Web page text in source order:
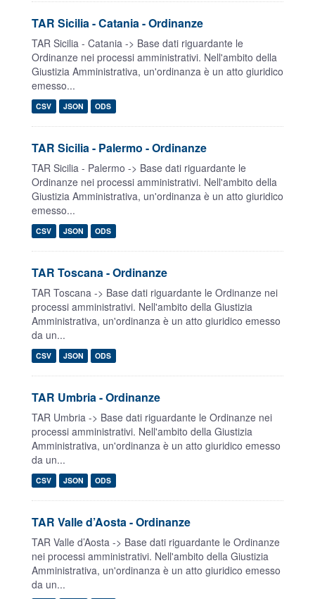
TAR Sicilia - Catania - Ordinanze
TAR Sicilia - Catania -> Base dati riguardante le
Ordinanze nei processi amministrativi. Nell'ambito della
Giustizia Amministrativa, un'ordinanza è un atto giuridico
emesso...
CSV JSON ODS
TAR Sicilia - Palermo - Ordinanze
TAR Sicilia - Palermo -> Base dati riguardante le
Ordinanze nei processi amministrativi. Nell'ambito della
Giustizia Amministrativa, un'ordinanza è un atto giuridico
emesso...
CSV JSON ODS
TAR Toscana - Ordinanze
TAR Toscana -> Base dati riguardante le Ordinanze nei
processi amministrativi. Nell'ambito della Giustizia
Amministrativa, un'ordinanza è un atto giuridico emesso
da un...
CSV JSON ODS
TAR Umbria - Ordinanze
TAR Umbria -> Base dati riguardante le Ordinanze nei
processi amministrativi. Nell'ambito della Giustizia
Amministrativa, un'ordinanza è un atto giuridico emesso
da un...
CSV JSON ODS
TAR Valle d’Aosta - Ordinanze
TAR Valle d’Aosta -> Base dati riguardante le Ordinanze
nei processi amministrativi. Nell'ambito della Giustizia
Amministrativa, un'ordinanza è un atto giuridico emesso
da un...